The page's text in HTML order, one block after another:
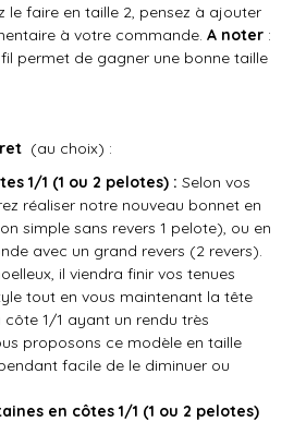
le faire en taille 2, pensez à ajouter
à votre commande. A noter :
permet de gagner une bonne taille
(au choix) :
1/1 (1 ou 2 pelotes) : Selon vos
réaliser notre nouveau bonnet en
simple sans revers 1 pelote), ou en
avec un grand revers (2 revers).
il viendra finir vos tenues
tout en vous maintenant la tête
côte 1/1 ayant un rendu très
proposons ce modèle en taille
facile de le diminuer ou
en côtes 1/1 (1 ou 2 pelotes)